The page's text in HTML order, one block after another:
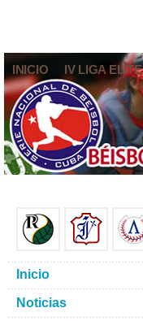
INICIO IV LIGA ELITE
Inicio
Noticias